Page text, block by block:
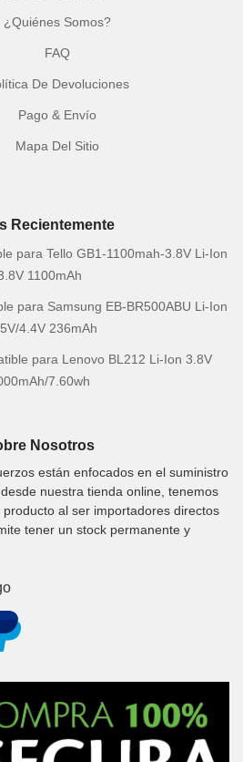
¿Quiénes Somos?
FAQ
De Devoluciones
Pago & Envío
Mapa Del Sitio
Recientemente
para Tello GB1-1100mah-3.8V Li-Ion
1100mAh
para Samsung EB-BR500ABU Li-Ion
4.4V 236mAh
para Lenovo BL212 Li-Ion 3.8V
7.60wh
Nosotros
están enfocados en el suministro
nuestra tienda online, tenemos
al ser importadores directos
tener un stock permanente y